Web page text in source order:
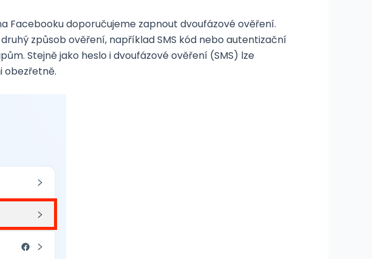
Facebooku doporučujeme zapnout dvoufázové ověření.
způsob ověření, například SMS kód nebo autentizační
Stejně jako heslo i dvoufázové ověření (SMS) lze
obezřetně.